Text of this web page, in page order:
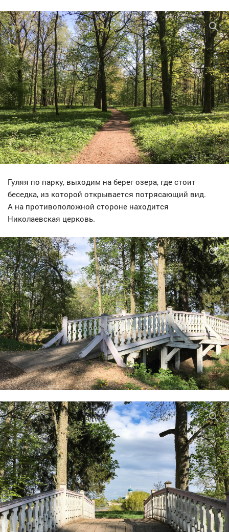
Гуляя по парку, выходим на берег озера, где стоит
беседка, из которой открывается потрясающий вид.
А на противоположной стороне находится
Николаевская церковь.